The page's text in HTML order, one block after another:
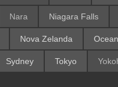
Nara Niagara Falls
Nova Zelanda
Sydney Tokyo